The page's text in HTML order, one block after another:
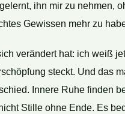
ihn mir zu nehmen,
Gewissen mehr zu
verändert hat: ich weiß
steckt. Und das
Innere Ruhe finden
Stille ohne Ende. Es